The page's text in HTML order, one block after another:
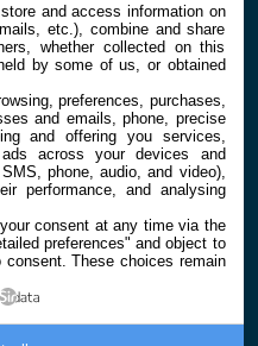
PROPOS
rédaction
store and access information on
etc.), combine and share
whether collected on this
by some of us, or obtained
preferences, purchases,
and emails, phone, precise
and offering you services,
across your devices and
phone, audio, and video),
performance, and analysing
consent at any time via the
preferences" and object to
These choices remain